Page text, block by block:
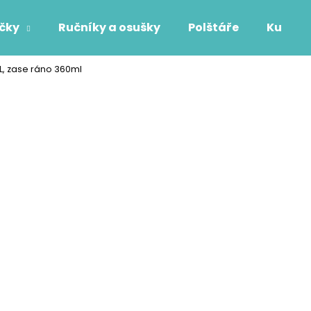
Ručníky a osušky Polštáře
zase ráno 360ml
Co potřebujete najít?